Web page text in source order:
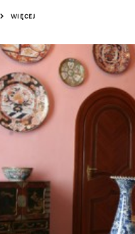
WIĘCEJ